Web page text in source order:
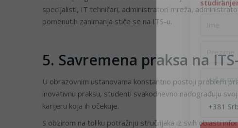
specijalisti, IT tehničari, administratori mreža,
pomenutih zanimanja stiče se na ITS-u.
5. Savremena praksa na
U obrazovnim ustanovama konstantno postoji problem
inovativnu praksu, studenti svakodnevno nadograđuju
karijeru koja ih očekuje.
S obzirom na toliku potražnju stručnjaka iz svih oblasti